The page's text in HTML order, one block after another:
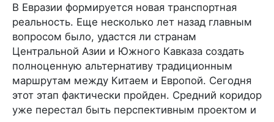
В Евразии формируется новая транспортная
реальность. Еще несколько лет назад главным
вопросом было, удастся ли странам
Центральной Азии и Южного Кавказа создать
полноценную альтернативу традиционным
маршрутам между Китаем и Европой. Сегодня
этот этап фактически пройден. Средний коридор
уже перестал быть перспективным проектом и